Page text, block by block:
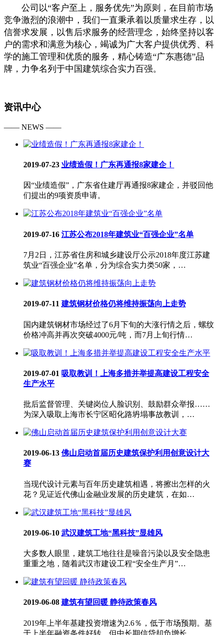
公司以“客户至上，服务优先”为原则，在目前市场
竞争激烈的浪潮中，我们一直秉承着以质量求生存，以
信誉求发展，以售后求服务的经营理念，始终坚持以客
户的需求和满意为核心，竭诚为广大客户提供优秀、科
学的施工管理和优质的服务，精心铸造“广东惠德”品
牌，力争名列于中国建筑综合实力百强。
资讯中心
—— NEWS ——
2019-07-23 业绩造假！广东再通报8家建企！
因“业绩造假”，广东省住建厅再通报8家建企，并驳回他
们提出的9项资质申请。
2019-07-16 江苏公布2018年建筑业“百强企业”名单
7月2日，江苏省住房和城乡建设厅公示2018年度江苏建
筑业“百强企业”名单，分为综合实力类50家，…
2019-07-11 建筑钢材价格仍将维持振荡向上走势
国内建筑钢材市场经过了6月下旬的大涨行情之后，螺纹
价格冲高并再次突破4000元/吨，而7月上旬行情…
2019-07-01 吸取教训！上海多措并举提高建设工程安全
生产水平
批后监督管理、关键岗位人脸识别、鼓励群众举报……
为深入吸取上海市长宁区昭化路坍塌事故教训，…
2019-06-13 佛山启动首届历史建筑保护利用创意设计大
赛
当现代设计元素与百年历史建筑相遇，将擦出怎样的火
花？见证近代佛山金融业发展的历史建筑，在如…
2019-06-10 武汉建筑工地“黑科技”显雄风
大多数人眼里，建筑工地往往是噪音污染以及安全隐患
重重之地，随着武汉市建设工程“安全生产月”…
2019-06-08 建筑有望回暖 静待政策春风
2019年上半年基建投资增速为2.6％，低于市场预期。基
于上半年融资条件好转，但中长期信贷却负增长…